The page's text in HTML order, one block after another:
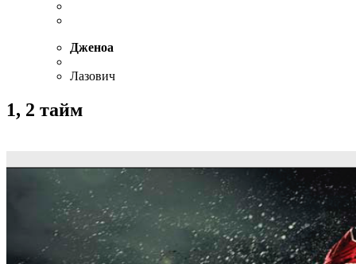
Дженоа
Лазович
1, 2 тайм